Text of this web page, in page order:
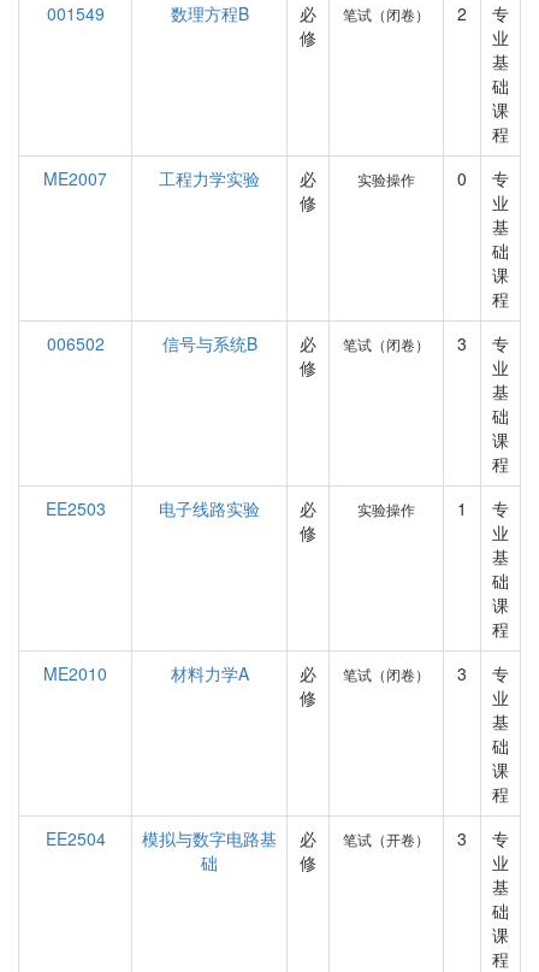
001549
数理方程B
必
修
笔试（闭卷） 2
专
业
基
础
课
程
ME2007
工程力学实验
必
修
实验操作 0
专
业
基
础
课
程
006502
信号与系统B
必
修
笔试（闭卷） 3
专
业
基
础
课
程
EE2503
电子线路实验
必
修
实验操作 1
专
业
基
础
课
程
ME2010
材料力学A
必
修
笔试（闭卷） 3
专
业
基
础
课
程
EE2504
模拟与数字电路基
础
必
修
笔试（开卷） 3
专
业
基
础
课
程